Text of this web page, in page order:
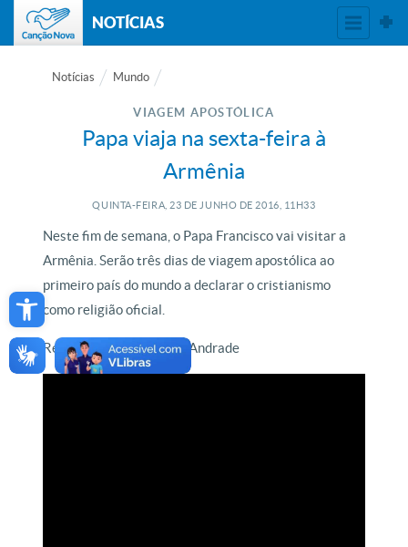
Open toolbar
NOTÍCIAS
Notícias Mundo
VIAGEM APOSTÓLICA
Papa viaja na sexta-feira à
Armênia
QUINTA-FEIRA, 23 DE JUNHO DE 2016, 11H33
Neste fim de semana, o Papa Francisco vai visitar a
Armênia. Serão três dias de viagem apostólica ao
primeiro país do mundo a declarar o cristianismo
como religião oficial.
Reportagem de Wallace Andrade